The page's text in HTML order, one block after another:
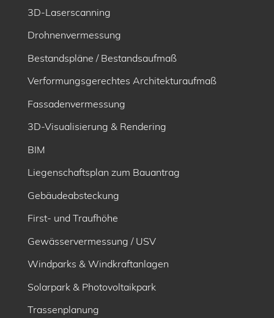
3D-Laserscanning
Drohnenvermessung
Bestandspläne / Bestandsaufmaß
Verformungsgerechtes Architekturaufmaß
Fassadenvermessung
3D-Visualisierung & Rendering
BIM
Liegenschaftsplan zum Bauantrag
Gebäudeabsteckung
First- und Traufhöhe
Gewässervermessung / USV
Windparks & Windkraftanlagen
Solarpark & Photovoltaikpark
Trassenplanung